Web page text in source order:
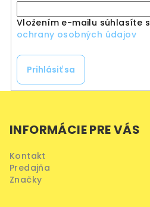
Vložením e-mailu súhlasíte s
ochrany osobných údajov
Prihlásiť sa
INFORMÁCIE PRE VÁS
Kontakt
Predajňa
Značky